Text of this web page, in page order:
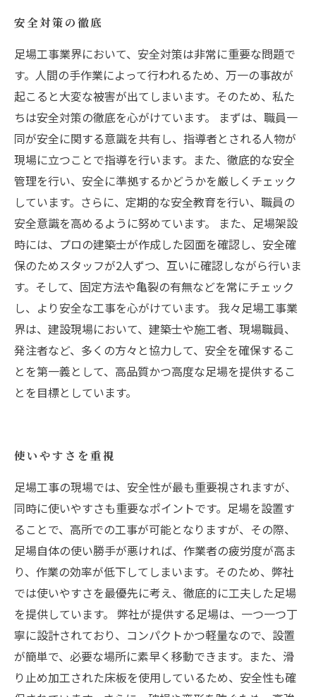
安全対策の徹底
足場工事業界において、安全対策は非常に重要な問題で
す。人間の手作業によって行われるため、万一の事故が
起こると大変な被害が出てしまいます。そのため、私た
ちは安全対策の徹底を心がけています。 まずは、職員一
同が安全に関する意識を共有し、指導者とされる人物が
現場に立つことで指導を行います。また、徹底的な安全
管理を行い、安全に準拠するかどうかを厳しくチェック
しています。さらに、定期的な安全教育を行い、職員の
安全意識を高めるように努めています。 また、足場架設
時には、プロの建築士が作成した図面を確認し、安全確
保のためスタッフが2人ずつ、互いに確認しながら行いま
す。そして、固定方法や亀裂の有無などを常にチェック
し、より安全な工事を心がけています。 我々足場工事業
界は、建設現場において、建築士や施工者、現場職員、
発注者など、多くの方々と協力して、安全を確保するこ
とを第一義として、高品質かつ高度な足場を提供するこ
とを目標としています。
使いやすさを重視
足場工事の現場では、安全性が最も重要視されますが、
同時に使いやすさも重要なポイントです。足場を設置す
ることで、高所での工事が可能となりますが、その際、
足場自体の使い勝手が悪ければ、作業者の疲労度が高ま
り、作業の効率が低下してしまいます。そのため、弊社
では使いやすさを最優先に考え、徹底的に工夫した足場
を提供しています。 弊社が提供する足場は、一つ一つ丁
寧に設計されており、コンパクトかつ軽量なので、設置
が簡単で、必要な場所に素早く移動できます。また、滑
り止め加工された床板を使用しているため、安全性も確